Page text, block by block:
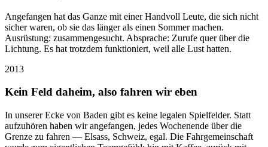
Angefangen hat das Ganze mit einer Handvoll Leute, die sich nicht
sicher waren, ob sie das länger als einen Sommer machen.
Ausrüstung: zusammengesucht. Absprache: Zurufe quer über die
Lichtung. Es hat trotzdem funktioniert, weil alle Lust hatten.
2013
Kein Feld daheim, also fahren wir eben
In unserer Ecke von Baden gibt es keine legalen Spielfelder. Statt
aufzuhören haben wir angefangen, jedes Wochenende über die
Grenze zu fahren — Elsass, Schweiz, egal. Die Fahrgemeinschaft